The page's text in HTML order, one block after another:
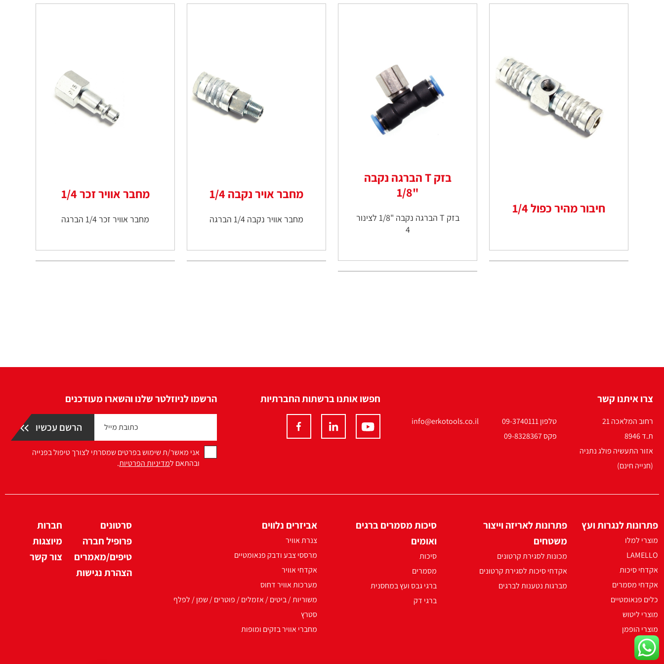
חיבור מהיר כפול 1/4
בזק T הברגה נקבה
"1/8
בזק T הברגה נקבה "1/8 לצינור
4
מחבר אויר נקבה 1/4
מחבר אוויר נקבה 1/4 הברגה
מחבר אוויר זכר 1/4
מחבר אוויר זכר 1/4 הברגה
צרו איתנו קשר
רחוב המלאכה 21
ת.ד 8946
אזור התעשיה פולג נתניה
(חנייה חינם)
טלפון 09-3740111
פקס 09-8328367
info@erkotools.co.il
חפשו אותנו ברשתות החברתיות הרשמו לניוזלטר שלנו והשארו מעודכנים
אני מאשר/ת שימוש בפרטים שמסרתי לצורך טיפול בפנייה
ובהתאם למדיניות הפרטיות.
פתרונות לנגרות ועץ
מוצרי למלו
LAMELLO
אקדחי סיכות
אקדחי מסמרים
כלים פנאומטיים
מוצרי ליטוש
מוצרי הופמן
פתרונות לאריזה וייצור
משטחים
מכונות לסגירת קרטונים
אקדחי סיכות לסגירת קרטונים
מברגות נטענות לברגים
סיכות מסמרים ברגים
ואומים
סיכות
מסמרים
ברגי גבס ועץ במחסנית
ברגי דק
אביזרים נלווים
צנרת אוויר
מרססי צבע ודבק פנאומטיים
אקדחי אוויר
מערכות אוויר דחוס
משוריות / ביטים / אזמלים / פוטרים / שמן / לפלף
סטרץ
מחברי אוויר בזקים ומופות
סרטונים
פרופיל חברה
טיפים/מאמרים
הצהרת נגישות
חברות
מיוצגות
צור קשר